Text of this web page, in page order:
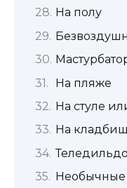
На полу
На пляже
На стуле
На
Необычные